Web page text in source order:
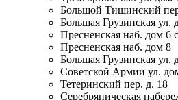
Большой Тишинский
Большая Грузинская ул.
Пресненская наб. дом 6
Пресненская наб. дом 8
Большая Грузинская ул.
Советской Армии ул.
Тетеринский пер. д. 18
Серебряническая